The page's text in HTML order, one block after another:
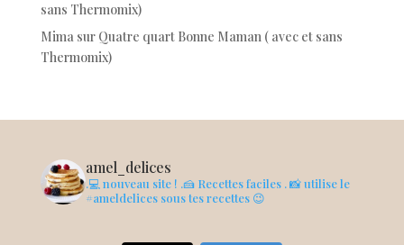
sans Thermomix)
Mimasur Quatre quart Bonne Maman ( avec et sans
Thermomix)
amel_delices
.💻 nouveau site ! .🍰 Recettes faciles . 📸 utilise le
#ameldelices sous tes recettes 😉